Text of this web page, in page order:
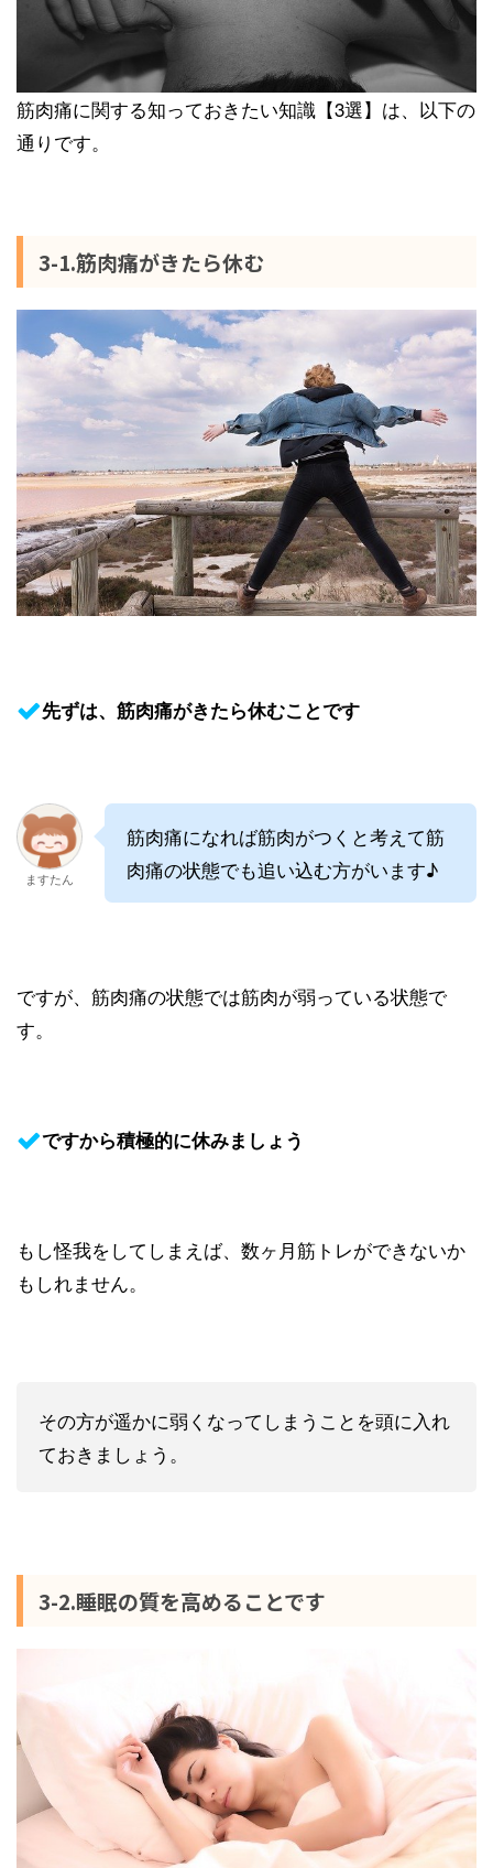
筋肉痛に関する知っておきたい知識【3選】は、以下の
通りです。
3-1.筋肉痛がきたら休む
先ずは、筋肉痛がきたら休むことです
ますたん
筋肉痛になれば筋肉がつくと考えて筋
肉痛の状態でも追い込む方がいます♪
ですが、筋肉痛の状態では筋肉が弱っている状態で
す。
ですから積極的に休みましょう
もし怪我をしてしまえば、数ヶ月筋トレができないか
もしれません。
その方が遥かに弱くなってしまうことを頭に入れ
ておきましょう。
3-2.睡眠の質を高めることです